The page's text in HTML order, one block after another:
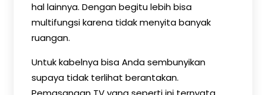
hal lainnya. Dengan begitu lebih bisa
multifungsi karena tidak menyita banyak
ruangan.
Untuk kabelnya bisa Anda sembunyikan
supaya tidak terlihat berantakan.